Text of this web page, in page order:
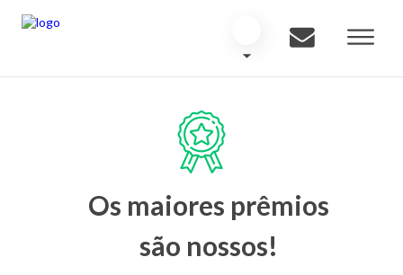
Os maiores prêmios
são nossos!